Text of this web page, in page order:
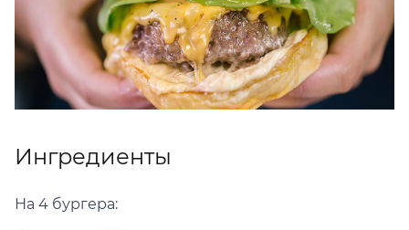
Ингредиенты
На 4 бургера: